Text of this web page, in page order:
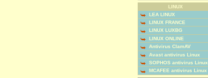
LINUX
LEA LINUX
LINUX FRANCE
LINUX LUXBG
LINUX ONLINE
Antivirus ClamAV
Avast antivirus Linux
SOPHOS antivirus Linux
MCAFEE antivirus Linux